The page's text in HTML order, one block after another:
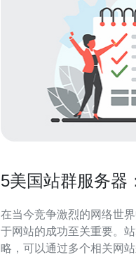
5美国站群服务器
在当今竞争激烈的网络世
于网站的成功至关重要。
略，可以通过多个相关网